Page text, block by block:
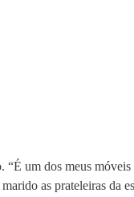
“É um dos meus
as prateleiras da